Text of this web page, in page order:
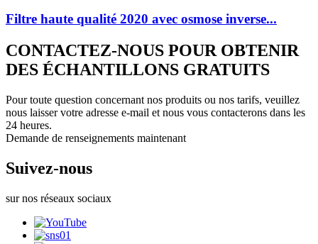
Filtre haute qualité 2020 avec osmose inverse...
CONTACTEZ-NOUS POUR OBTENIR
DES ÉCHANTILLONS GRATUITS
Pour toute question concernant nos produits ou nos tarifs, veuillez
nous laisser votre adresse e-mail et nous vous contacterons dans les
24 heures.
Demande de renseignements maintenant
Suivez-nous
sur nos réseaux sociaux